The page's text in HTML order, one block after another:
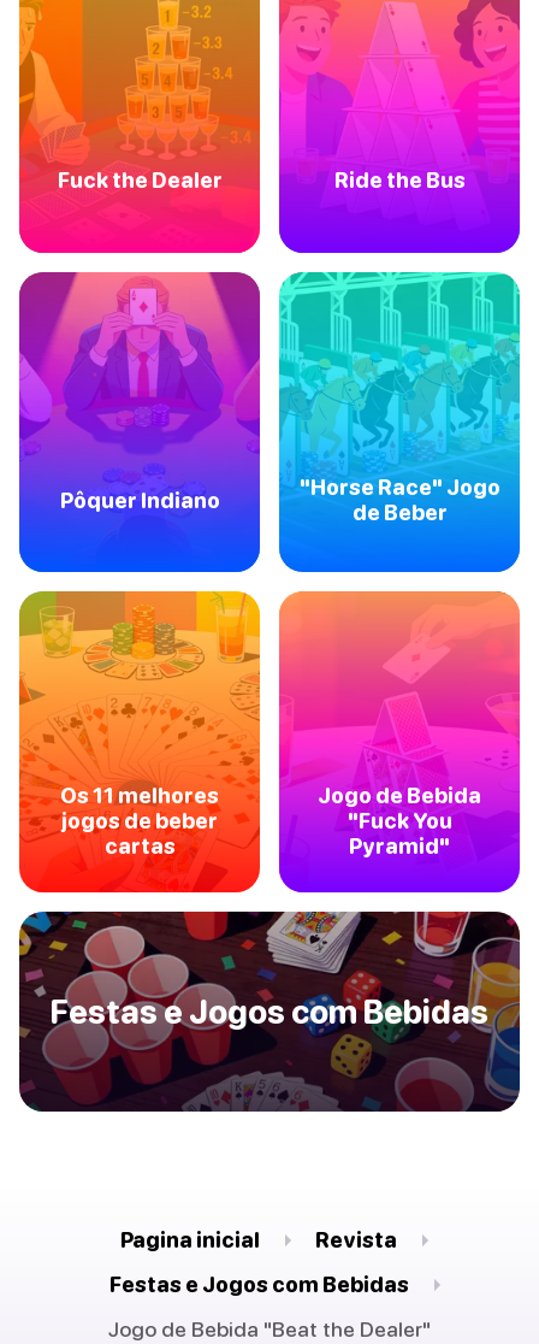
Fuck the Dealer Ride the Bus
Pôquer Indiano
"Horse Race" Jogo
de Beber
Os 11 melhores
jogos de beber
cartas
Jogo de Bebida
"Fuck You
Pyramid"
Festas e Jogos com Bebidas
Pagina inicial
Revista
Festas e Jogos com Bebidas
Jogo de Bebida "Beat the Dealer"